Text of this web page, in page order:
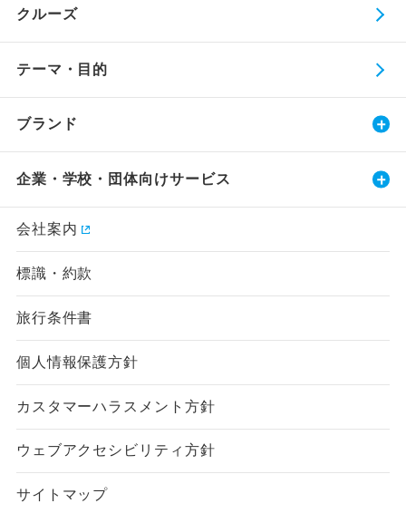
クルーズ
テーマ・目的
ブランド
企業・学校・団体向けサービス
会社案内
標識・約款
旅行条件書
個人情報保護方針
カスタマーハラスメント方針
ウェブアクセシビリティ方針
サイトマップ